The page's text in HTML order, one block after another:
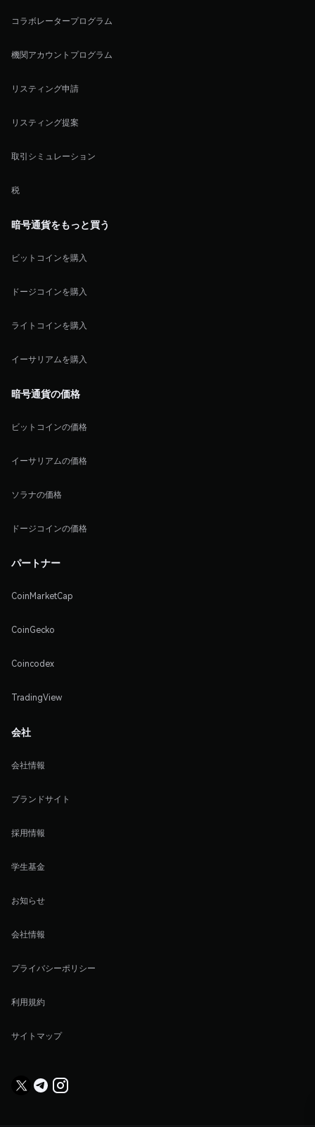
コラボレータープログラム
機関アカウントプログラム
リスティング申請
リスティング提案
取引シミュレーション
税
暗号通貨をもっと買う
ビットコインを購入
ドージコインを購入
ライトコインを購入
イーサリアムを購入
暗号通貨の価格
ビットコインの価格
イーサリアムの価格
ソラナの価格
ドージコインの価格
パートナー
CoinMarketCap
CoinGecko
Coincodex
TradingView
会社
会社情報
ブランドサイト
採用情報
学生基金
お知らせ
会社情報
プライバシーポリシー
利用規約
サイトマップ